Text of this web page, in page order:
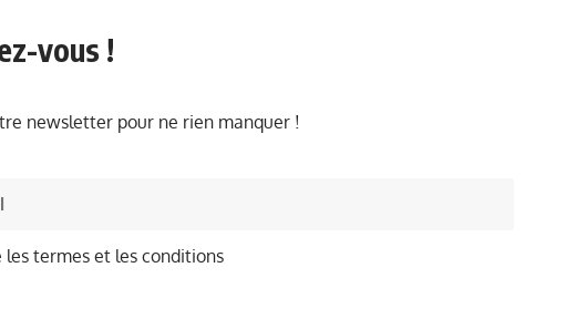
vous !
newsletter pour ne rien manquer !
les termes et les conditions